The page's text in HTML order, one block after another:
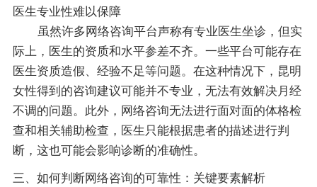
医生专业性难以保障
虽然许多网络咨询平台声称有专业医生坐诊，但实
际上，医生的资质和水平参差不齐。一些平台可能存在
医生资质造假、经验不足等问题。在这种情况下，昆明
女性得到的咨询建议可能并不专业，无法有效解决月经
不调的问题。此外，网络咨询无法进行面对面的体格检
查和相关辅助检查，医生只能根据患者的描述进行判
断，这也可能会影响诊断的准确性。
三、如何判断网络咨询的可靠性：关键要素解析